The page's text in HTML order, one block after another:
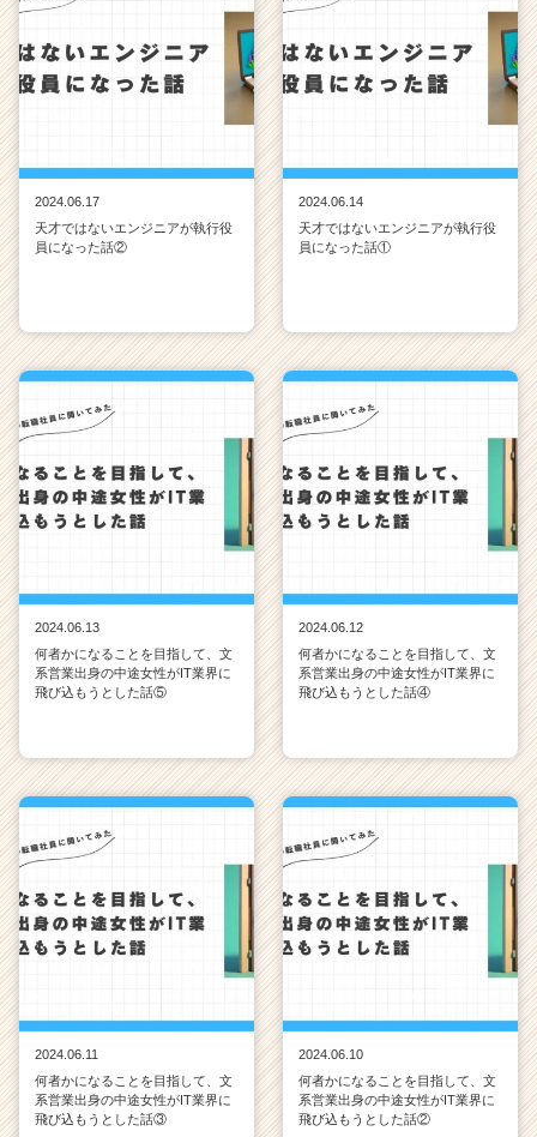
2024.06.17
天才ではないエンジニアが執行役
員になった話②
2024.06.14
天才ではないエンジニアが執行役
員になった話①
2024.06.13
何者かになることを目指して、文
系営業出身の中途女性がIT業界に
飛び込もうとした話⑤
2024.06.12
何者かになることを目指して、文
系営業出身の中途女性がIT業界に
飛び込もうとした話④
2024.06.11
何者かになることを目指して、文
系営業出身の中途女性がIT業界に
飛び込もうとした話③
2024.06.10
何者かになることを目指して、文
系営業出身の中途女性がIT業界に
飛び込もうとした話②